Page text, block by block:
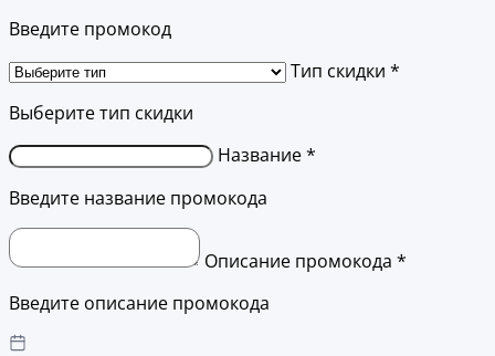
Введите промокод
Тип скидки *
Выберите тип скидки
Название *
Введите название промокода
Описание промокода *
Введите описание промокода